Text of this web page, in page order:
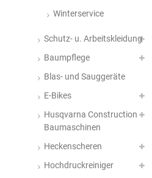
Winterservice
Schutz- u. Arbeitskleidung
Baumpflege
Blas- und Sauggeräte
E-Bikes
Husqvarna Construction
Baumaschinen
Heckenscheren
Hochdruckreiniger